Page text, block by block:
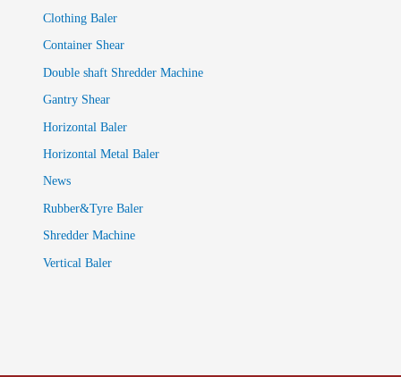
Clothing Baler
Container Shear
Double shaft Shredder Machine
Gantry Shear
Horizontal Baler
Horizontal Metal Baler
News
Rubber&Tyre Baler
Shredder Machine
Vertical Baler